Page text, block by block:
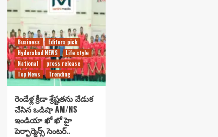
Business
Editors pick
Hyderabad NEWS
Life style
National
press release
Top News
Trending
రెండేళ్ల క్రీడా శ్రేష్టతను వేడుక
చేసిన ఒడిషా AM/NS
ఇండియా ఖో ఖో హై
పెర్ఫార్మెన్స్ సెంటర్..